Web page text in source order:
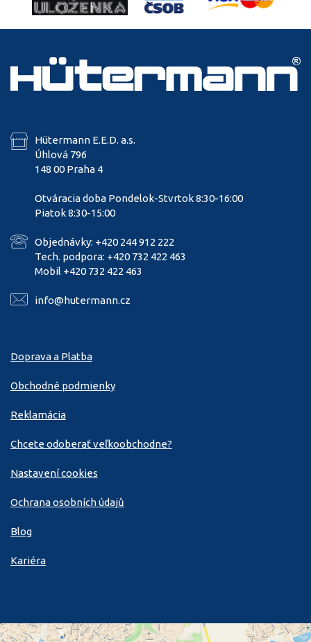
Hütermann E.E.D. a.s.
Úhlová 796
148 00 Praha 4
Otváracia doba Pondelok-Stvrtok 8:30-16:00
Piatok 8:30-15:00
Objednávky: +420 244 912 222
Tech. podpora: +420 732 422 463
Mobil +420 732 422 463
info@hutermann.cz
Doprava a Platba
Obchodné podmienky
Reklamácia
Chcete odoberať veľkoobchodne?
Nastavení cookies
Ochrana osobních údajů
Blog
Kariéra